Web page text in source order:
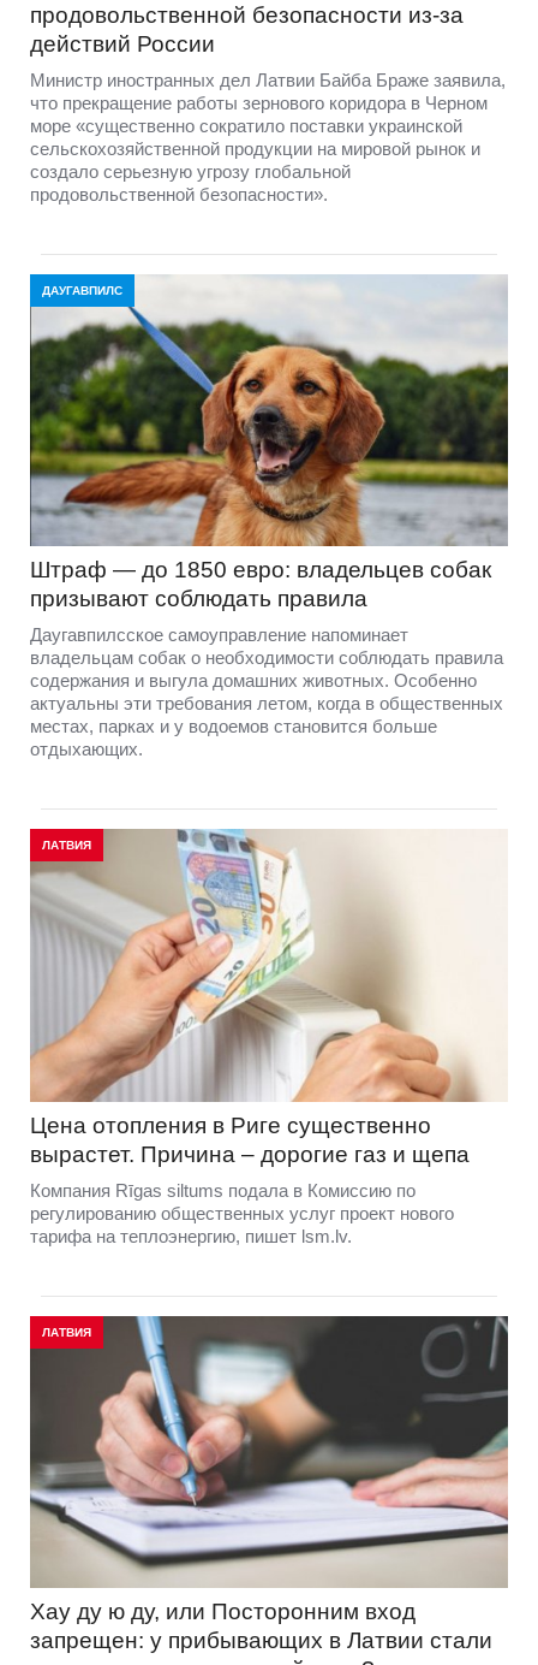
продовольственной безопасности из-за
действий России
Министр иностранных дел Латвии Байба Браже заявила,
что прекращение работы зернового коридора в Черном
море «существенно сократило поставки украинской
сельскохозяйственной продукции на мировой рынок и
создало серьезную угрозу глобальной
продовольственной безопасности».
ДАУГАВПИЛС
Штраф — до 1850 евро: владельцев собак
призывают соблюдать правила
Даугавпилсское самоуправление напоминает
владельцам собак о необходимости соблюдать правила
содержания и выгула домашних животных. Особенно
актуальны эти требования летом, когда в общественных
местах, парках и у водоемов становится больше
отдыхающих.
ЛАТВИЯ
Цена отопления в Риге существенно
вырастет. Причина – дорогие газ и щепа
Компания Rīgas siltums подала в Комиссию по
регулированию общественных услуг проект нового
тарифа на теплоэнергию, пишет lsm.lv.
ЛАТВИЯ
Хау ду ю ду, или Посторонним вход
запрещен: у прибывающих в Латвии стали